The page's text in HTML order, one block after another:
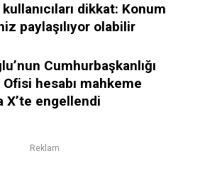
dikkat: Konum
paylaşılıyor olabilir
Cumhurbaşkanlığı
Ofisi hesabı mahkeme
X’te engellendi
Reklam